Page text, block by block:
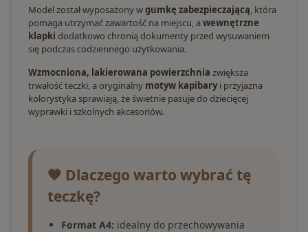
Model został wyposażony wgumkę zabezpieczającą, która
pomaga utrzymać zawartość na miejscu, a wewnętrzne
klapki dodatkowo chronią dokumenty przed wysuwaniem
się podczas codziennego użytkowania.
Wzmocniona, lakierowana powierzchnia zwiększa
trwałość teczki, a oryginalny motyw kapibary i przyjazna
kolorystyka sprawiają, że świetnie pasuje do dziecięcej
wyprawki i szkolnych akcesoriów.
🤎 Dlaczego warto wybrać tę
teczkę?
Format A4: idealny do przechowywania